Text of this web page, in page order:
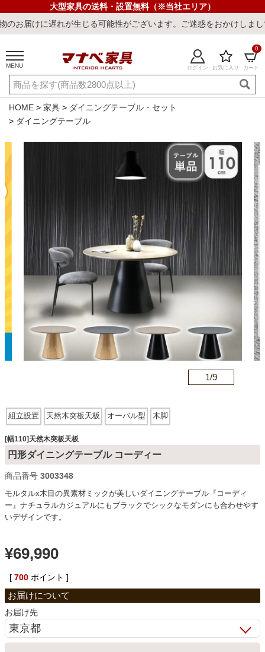
大型家具の送料・設置無料（※当社エリア）
じる可能性がございます。ご迷惑をおかけしまして誠に申し訳ご
MENU ログイン お気に入り カート
0
ご利用ガイド 新規会員登録
店舗一覧 閲覧履歴
よくある質問
最短発送 冷感ラグ 冷感寝具 ワークデスク ウィルトンラ
カテゴリから探す
ソファ
ダイニングテーブル・セット
椅子・チェア
食器棚・キッチン収納
ベッド
収納家具
HOME 家具
ダイニングテーブル・セット
ダイニングテーブル
1/9
組立設置 天然木突板天板 オーバル型 木脚
[幅110]天然木突板天板
円形ダイニングテーブル コーディー
商品番号 3003348
モルタルx木目の異素材ミックが美しいダイニングテーブル『コーディ
ー』ナチュラルカジュアルにもブラックでシックなモダンにも合わせやす
いデザインです。
¥69,990
[ 700 ポイント ]
お届け先